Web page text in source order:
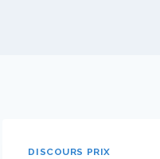
DISCOURS PRIX